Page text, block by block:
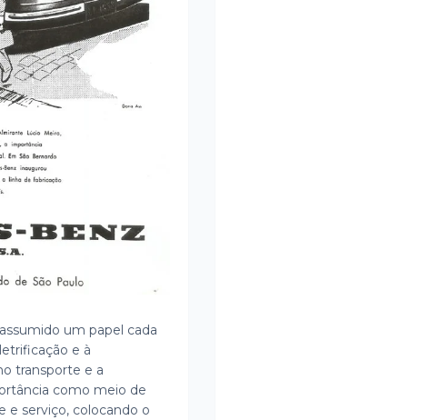
um papel cada
e à
transporte e a
como meio de
e serviço, colocando o